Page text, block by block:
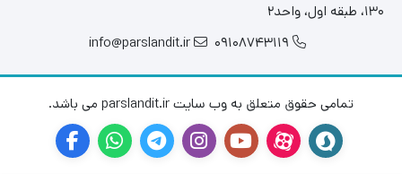
130، طبقه اول، واحد2
09108743119
info@parslandit.ir
تمامی حقوق متعلق به وب سایت parslandit.ir می باشد.